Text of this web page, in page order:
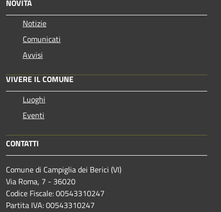
NOVITÀ
Notizie
Comunicati
Avvisi
VIVERE IL COMUNE
Luoghi
Eventi
CONTATTI
Comune di Campiglia dei Berici (VI)
Via Roma, 7 - 36020
Codice Fiscale: 00543310247
Partita IVA: 00543310247